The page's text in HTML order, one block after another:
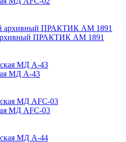
ПРАКТИК AM 1891
МД А-43
МД AFC-03